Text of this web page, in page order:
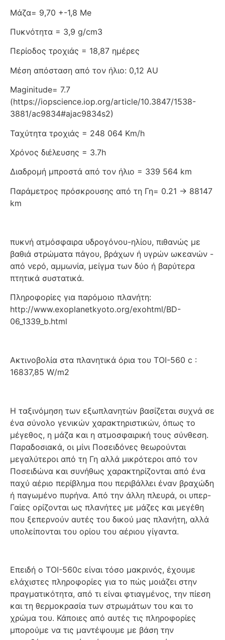
Μάζα= 9,70 +-1,8 Me
Πυκνότητα = 3,9 g/cm3
Περίοδος τροχιάς = 18,87 ημέρες
Μέση απόσταση από τον ήλιο: 0,12 AU
Maginitude= 7.7
(https://iopscience.iop.org/article/10.3847/1538-
3881/ac9834#ajac9834s2)
Ταχύτητα τροχιάς = 248 064 Km/h
Χρόνος διέλευσης = 3.7h
Διαδρομή μπροστά από τον ήλιο = 339 564 km
Παράμετρος πρόσκρουσης από τη Γη= 0.21 -> 88147
km
πυκνή ατμόσφαιρα υδρογόνου-ηλίου, πιθανώς με
βαθιά στρώματα πάγου, βράχων ή υγρών ωκεανών -
από νερό, αμμωνία, μείγμα των δύο ή βαρύτερα
πτητικά συστατικά.
Πληροφορίες για παρόμοιο πλανήτη:
http://www.exoplanetkyoto.org/exohtml/BD-
06_1339_b.html
Ακτινοβολία στα πλανητικά όρια του TOI-560 c :
16837,85 W/m2
Η ταξινόμηση των εξωπλανητών βασίζεται συχνά σε
ένα σύνολο γενικών χαρακτηριστικών, όπως το
μέγεθος, η μάζα και η ατμοσφαιρική τους σύνθεση.
Παραδοσιακά, οι μίνι Ποσειδόνες θεωρούνται
μεγαλύτεροι από τη Γη αλλά μικρότεροι από τον
Ποσειδώνα και συνήθως χαρακτηρίζονται από ένα
παχύ αέριο περίβλημα που περιβάλλει έναν βραχώδη
ή παγωμένο πυρήνα. Από την άλλη πλευρά, οι υπερ-
Γαίες ορίζονται ως πλανήτες με μάζες και μεγέθη
που ξεπερνούν αυτές του δικού μας πλανήτη, αλλά
υπολείπονται του ορίου του αέριου γίγαντα.
Επειδή ο TOI-560c είναι τόσο μακρινός, έχουμε
ελάχιστες πληροφορίες για το πώς μοιάζει στην
πραγματικότητα, από τι είναι φτιαγμένος, την πίεση
και τη θερμοκρασία των στρωμάτων του και το
χρώμα του. Κάποιες από αυτές τις πληροφορίες
μπορούμε να τις μαντέψουμε με βάση την